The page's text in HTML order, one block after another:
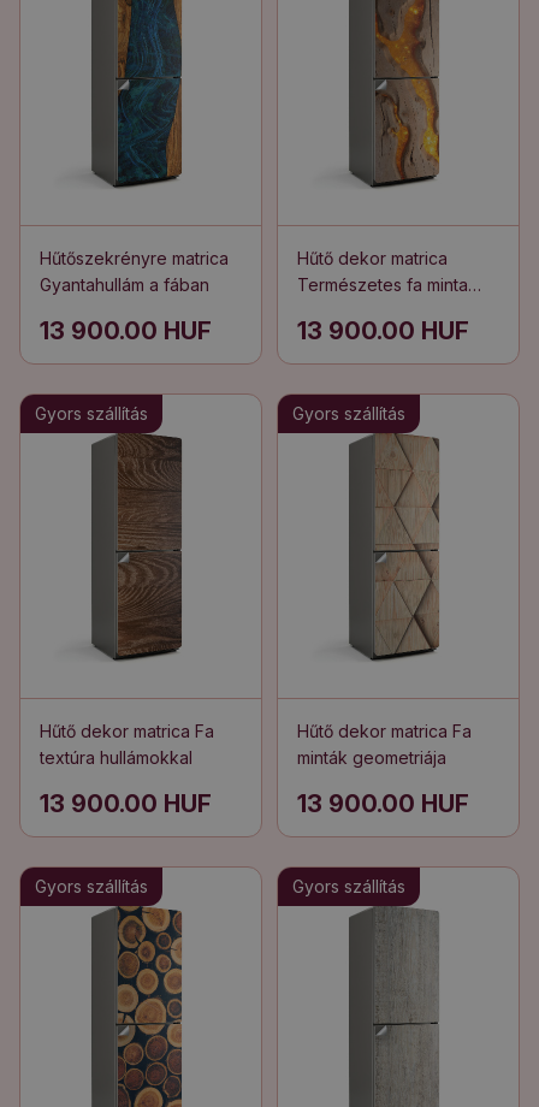
Hűtőszekrényre matrica
Gyantahullám a fában
13 900.00 HUF
Hűtő dekor matrica
Természetes fa minta
13 900.00 HUF
Gyors szállítás
Hűtő dekor matrica Fa
textúra hullámokkal
13 900.00 HUF
Gyors szállítás
Hűtő dekor matrica Fa
minták geometriája
13 900.00 HUF
Gyors szállítás Gyors szállítás